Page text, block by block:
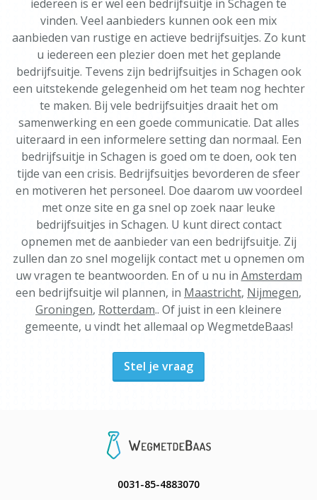
iedereen is er wel een bedrijfsuitje in Schagen te
vinden. Veel aanbieders kunnen ook een mix
aanbieden van rustige en actieve bedrijfsuitjes. Zo kunt
u iedereen een plezier doen met het geplande
bedrijfsuitje. Tevens zijn bedrijfsuitjes in Schagen ook
een uitstekende gelegenheid om het team nog hechter
te maken. Bij vele bedrijfsuitjes draait het om
samenwerking en een goede communicatie. Dat alles
uiteraard in een informelere setting dan normaal. Een
bedrijfsuitje in Schagen is goed om te doen, ook ten
tijde van een crisis. Bedrijfsuitjes bevorderen de sfeer
en motiveren het personeel. Doe daarom uw voordeel
met onze site en ga snel op zoek naar leuke
bedrijfsuitjes in Schagen. U kunt direct contact
opnemen met de aanbieder van een bedrijfsuitje. Zij
zullen dan zo snel mogelijk contact met u opnemen om
uw vragen te beantwoorden. En of u nu in Amsterdam
een bedrijfsuitje wil plannen, in Maastricht, Nijmegen,
Groningen, Rotterdam.. Of juist in een kleinere
gemeente, u vindt het allemaal op WegmetdeBaas!
Stel je vraag
0031-85-4883070